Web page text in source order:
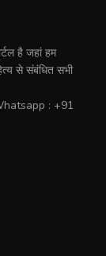
है जहां हम
से संबंधित सभी
: +91